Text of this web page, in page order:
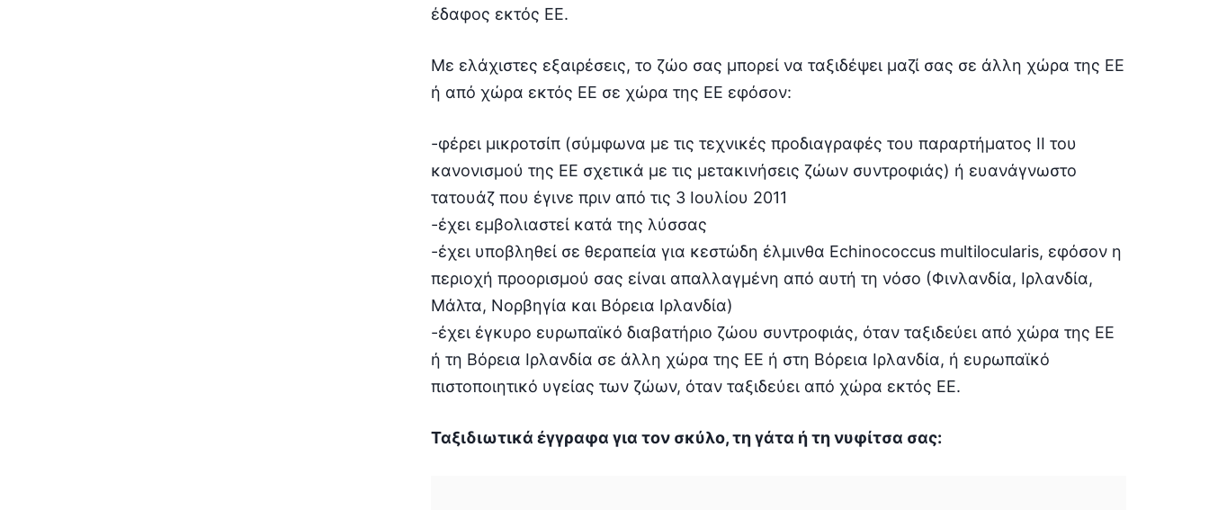
έδαφος εκτός ΕΕ.
Με ελάχιστες εξαιρέσεις, το ζώο σας μπορεί να ταξιδέψει μαζί σας σε άλλη χώρα της ΕΕ
ή από χώρα εκτός ΕΕ σε χώρα της ΕΕ εφόσον:
-φέρει μικροτσίπ (σύμφωνα με τις τεχνικές προδιαγραφές του παραρτήματος ΙΙ του
κανονισμού της ΕΕ σχετικά με τις μετακινήσεις ζώων συντροφιάς) ή ευανάγνωστο
τατουάζ που έγινε πριν από τις 3 Ιουλίου 2011
-έχει εμβολιαστεί κατά της λύσσας
-έχει υποβληθεί σε θεραπεία για κεστώδη έλμινθα Echinococcus multilocularis, εφόσον η
περιοχή προορισμού σας είναι απαλλαγμένη από αυτή τη νόσο (Φινλανδία, Ιρλανδία,
Μάλτα, Νορβηγία και Βόρεια Ιρλανδία)
-έχει έγκυρο ευρωπαϊκό διαβατήριο ζώου συντροφιάς, όταν ταξιδεύει από χώρα της ΕΕ
ή τη Βόρεια Ιρλανδία σε άλλη χώρα της ΕΕ ή στη Βόρεια Ιρλανδία, ή ευρωπαϊκό
πιστοποιητικό υγείας των ζώων, όταν ταξιδεύει από χώρα εκτός ΕΕ.
Ταξιδιωτικά έγγραφα για τον σκύλο, τη γάτα ή τη νυφίτσα σας: